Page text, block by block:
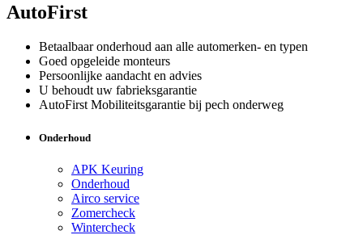
AutoFirst
Betaalbaar onderhoud aan alle automerken- en typen
Goed opgeleide monteurs
Persoonlijke aandacht en advies
U behoudt uw fabrieksgarantie
AutoFirst Mobiliteitsgarantie bij pech onderweg
Onderhoud
APK Keuring
Onderhoud
Airco service
Zomercheck
Wintercheck